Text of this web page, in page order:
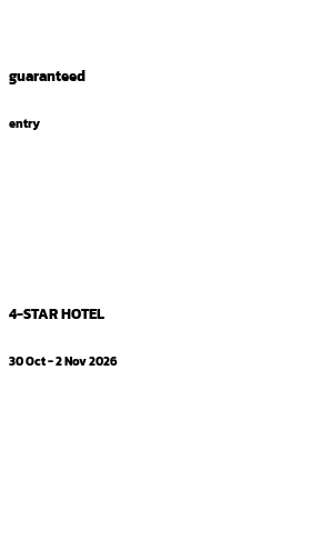
guaranteed
entry
4-STAR HOTEL
30 Oct - 2 Nov 2026